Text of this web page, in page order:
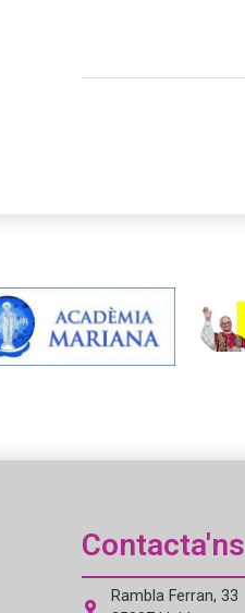
Contacta'ns
Rambla Ferran, 33